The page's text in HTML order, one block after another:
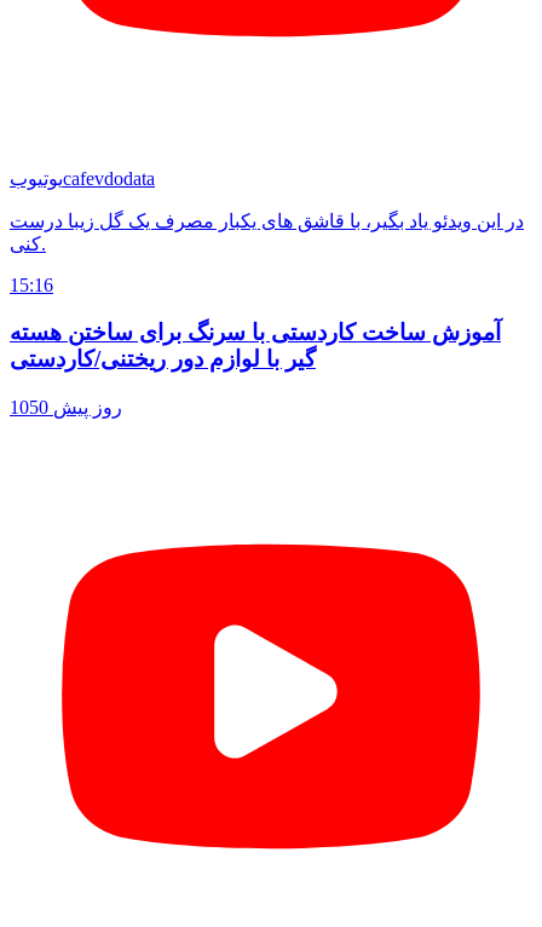
یوتیوبcafevdodata
در این ویدئو یاد بگیر، با قاشق های یکبار مصرف یک گل زیبا درست
کنی.
15:16
آموزش ساخت کاردستی با سرنگ برای ساختن هسته
گیر با لوازم دور ریختنی/کاردستی
1050 روز پیش